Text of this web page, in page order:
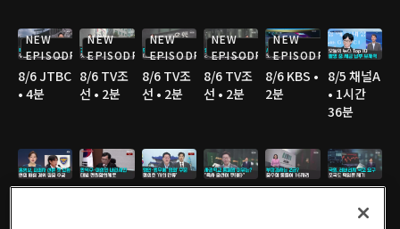
NEW
EPISODE
8/6 JTBC
• 4분
NEW
EPISODE
8/6 TV조
선 • 2분
NEW
EPISODE
8/6 TV조
선 • 2분
NEW
EPISODE
8/6 TV조
선 • 2분
NEW
EPISODE
8/6 KBS •
2분
8/5 채널A
• 1시간
36분
선 • 3분